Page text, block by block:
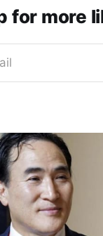
for more